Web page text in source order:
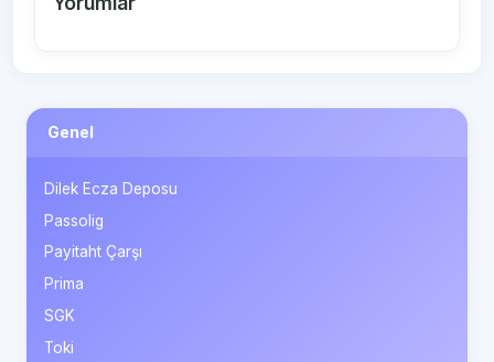
Genel
Dilek Ecza Deposu
Passolig
Payitaht Çarşı
Prima
SGK
Toki